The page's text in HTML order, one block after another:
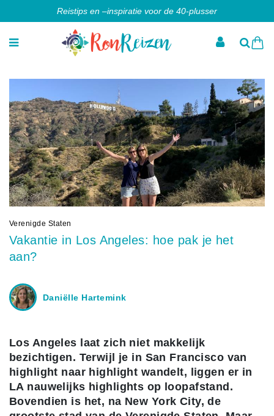
Reistips en –inspiratie voor de 40-plusser
Verenigde Staten
Vakantie in Los Angeles: hoe pak je het
aan?
Daniëlle Hartemink
Los Angeles laat zich niet makkelijk
bezichtigen. Terwijl je in San Francisco van
highlight naar highlight wandelt, liggen er in
LA nauwelijks highlights op loopafstand.
Bovendien is het, na New York City, de